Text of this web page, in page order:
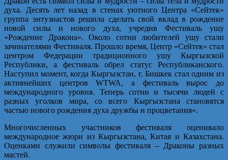
духа. Десять лет назад в стенах уютного Центра «Сейтек»
группа энтузиастов решила сделать свой вклад в рождение
новой силы и нового духа, учредив Фестиваль ушу
«Рождение Дракона». Около сотни любителей ушу стали
зачинателями Фестиваля. Прошло время, Центр «Сейтек» стал
центром Федерации традиционного ушу Кыргызской
Республики, а фестиваль обрел статус Республиканского.
Наступил момент, когда Кыргызстан, г. Бишкек стал одним из
активнейших центров WTWA, а фестиваль вырос до
международного уровня. Теперь сотни и тысячи людей с
разных уголков мира, со всего Кыргызстана становятся
частью нового рождения духа дружбы и процветания».
Многочисленных участников фестиваля оценивало
международное жюри из Кыргызстана, Китая и Казахстана.
Оценками служили символы фестиваля – Драконы разных
мастей.